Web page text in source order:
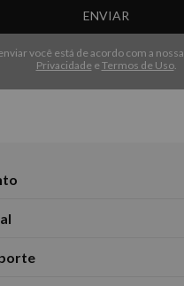
você está de acordo com a nossa
Privacidade e Termos de Uso.
ENVIAR